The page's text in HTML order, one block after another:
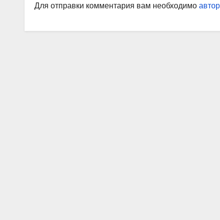
Для отправки комментария вам необходимо